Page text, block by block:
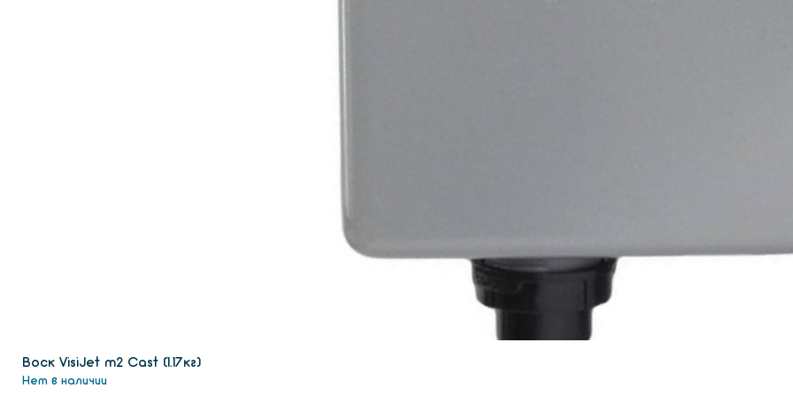
Воск VisiJet m2 Сast (1.17кг)
Нет в наличии